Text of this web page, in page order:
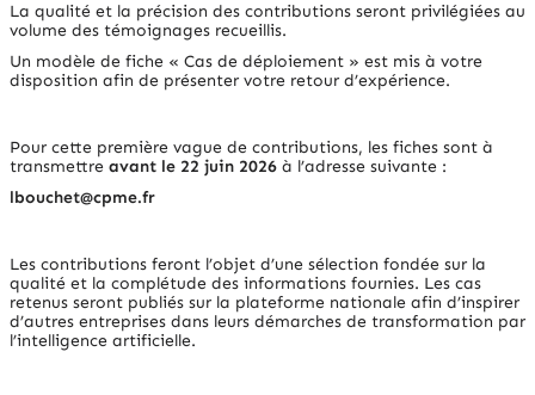
La qualité et la précision des contributions seront privilégiées au
volume des témoignages recueillis.
Un modèle de fiche « Cas de déploiement » est mis à votre
disposition afin de présenter votre retour d’expérience.
Pour cette première vague de contributions, les fiches sont à
transmettre avant le 22 juin 2026 à l’adresse suivante :
lbouchet@cpme.fr
Les contributions feront l’objet d’une sélection fondée sur la
qualité et la complétude des informations fournies. Les cas
retenus seront publiés sur la plateforme nationale afin d’inspirer
d’autres entreprises dans leurs démarches de transformation par
l’intelligence artificielle.